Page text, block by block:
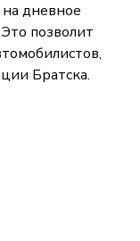
дневное
позволит
Братска.